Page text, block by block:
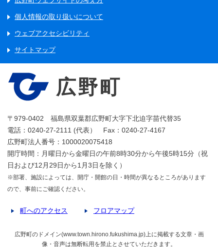
個人情報の取り扱いについて
ウェブアクセシビリティ
サイトマップ
広野町
〒979-0402 福島県双葉郡広野町大字下北迫字苗代替35
電話：0240-27-2111 (代表） Fax：0240-27-4167
広野町法人番号：1000020075418
開庁時間：月曜日から金曜日の午前8時30分から午後5時15分（祝
日および12月29日から1月3日を除く）
※部署、施設によっては、開庁・開館の日・時間が異なるところがあります
ので、事前にご確認ください。
町へのアクセス フロアマップ
広野町のドメイン(www.town.hirono.fukushima.jp)上に掲載する文章・画
像・音声は無断転用を禁止とさせていただきます。